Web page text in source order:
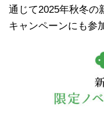
通じて2025年秋冬の
キャンペーンにも参